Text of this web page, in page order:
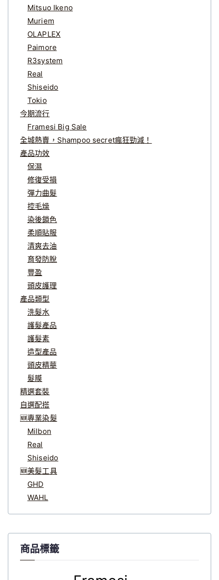
Mitsuo Ikeno
Muriem
OLAPLEX
Paimore
R3system
Real
Shiseido
Tokio
今期流行
Framesi Big Sale
全城熱賣，Shampoo secret瘋狂勁減！
產品功效
保濕
修復受損
彈力曲髮
控毛燥
染後鎖色
柔順貼服
清爽去油
育發防脫
豐盈
頭皮護理
產品類型
洗髮水
護髮產品
護髮素
造型產品
頭皮精華
髮膜
精選套裝
自選配搭
🆕專業染髮
Milbon
Real
Shiseido
🆕美髮工具
GHD
WAHL
商品標籤